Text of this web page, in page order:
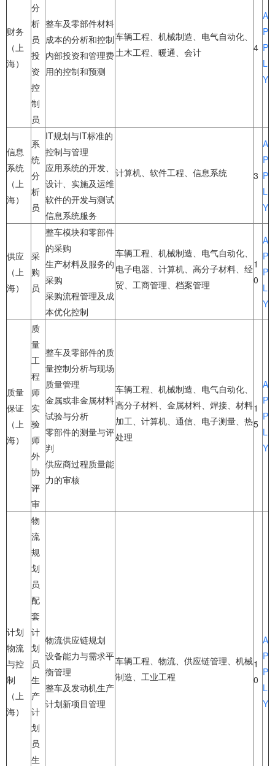
财务
（上
海）
分
析
员
投
资
控
制
员
整车及零部件材料
成本的分析和控制
内部投资和管理费
用的控制和预测
车辆工程、机械制造、电气自动化、
土木工程、暖通、会计
4
A
P
P
L
Y
信息
系统
（上
海）
系
统
分
析
员
IT规划与IT标准的
控制与管理
应用系统的开发、
设计、实施及运维
软件的开发与测试
信息系统服务
计算机、软件工程、信息系统 3
A
P
P
L
Y
供应
（上
海）
采
购
员
整车模块和零部件
的采购
生产材料及服务的
采购
采购流程管理及成
本优化控制
车辆工程、机械制造、电气自动化、
电子电器、计算机、高分子材料、经
贸、工商管理、档案管理
1
0
A
P
P
L
Y
质量
保证
（上
海）
质
量
工
程
师
实
验
师
外
协
评
审
整车及零部件的质
量控制分析与现场
质量管理
金属或非金属材料
试验与分析
零部件的测量与评
判
供应商过程质量能
力的审核
车辆工程、机械制造、电气自动化、
高分子材料、金属材料、焊接、材料
加工、计算机、通信、电子测量、热
处理
1
5
A
P
P
L
Y
计划
物流
与控
制
（上
海）
物
流
规
划
员
配
套
计
划
员
生
产
计
划
员
生
物流供应链规划
设备能力与需求平
衡管理
整车及发动机生产
计划新项目管理
车辆工程、物流、供应链管理、机械
制造、工业工程
1
0
A
P
P
L
Y